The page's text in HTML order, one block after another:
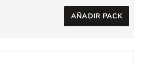
AÑADIR PACK